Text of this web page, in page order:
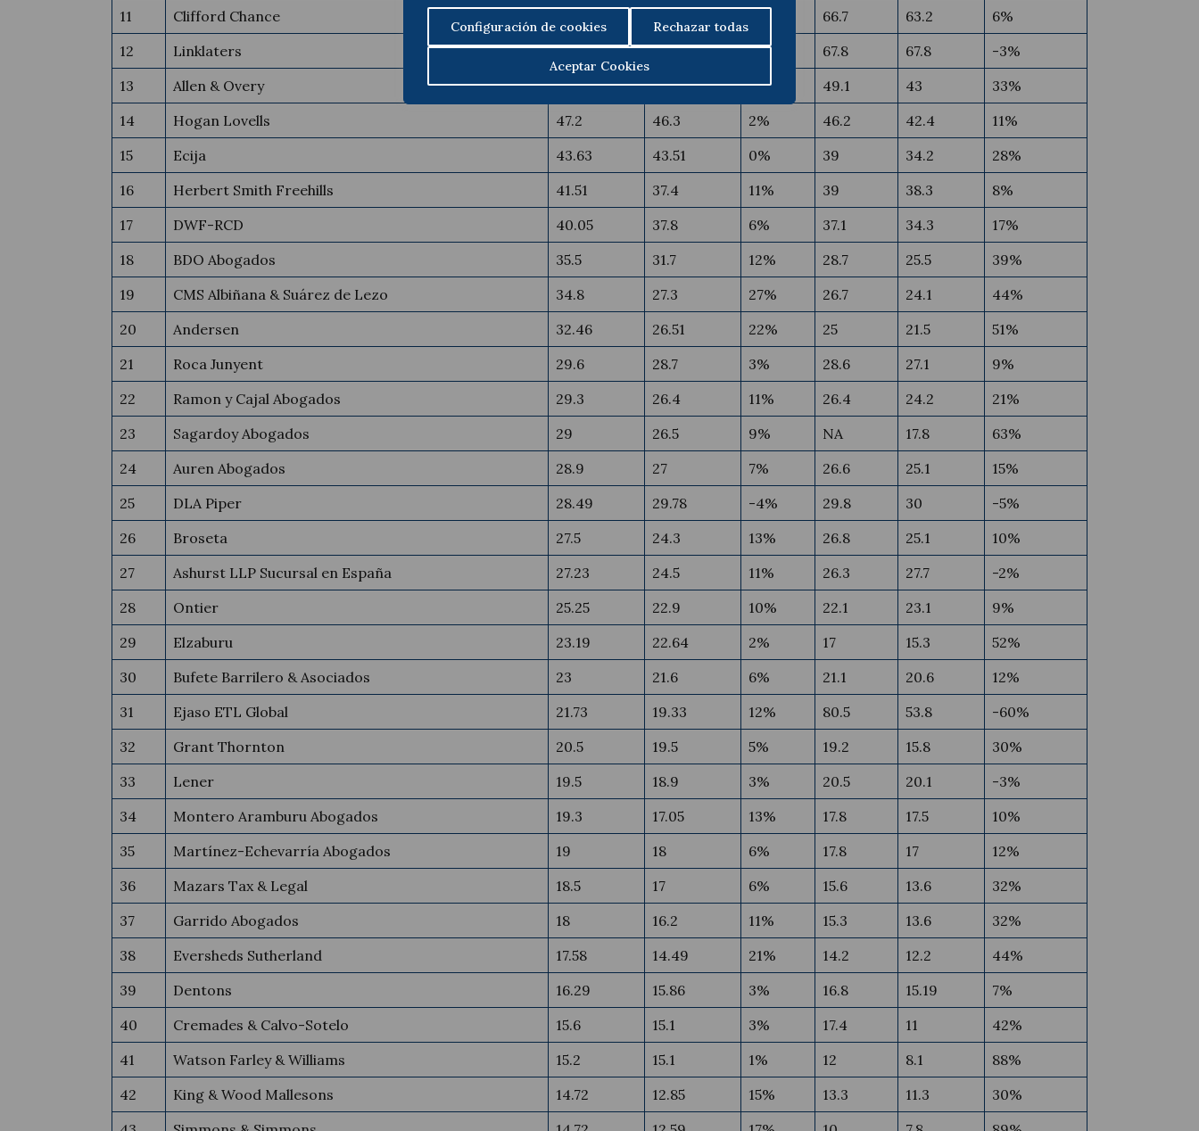
Configuración de cookies Rechazar todas
Aceptar Cookies
11
Clifford Chance 66.7 63.2
6%
12
Linklaters 65.9 70.6 -7% 67.8 67.8
-3%
13
Allen & Overy 57.2 53.7 7% 49.1 43
33%
14
Hogan Lovells 47.2 46.3 2% 46.2 42.4
11%
15
Ecija 43.63 43.51 0% 39 34.2
28%
16
Herbert Smith Freehills 41.51 37.4 11% 39 38.3
8%
17
DWF-RCD 40.05 37.8 6% 37.1 34.3
17%
18
BDO Abogados 35.5 31.7 12% 28.7 25.5
39%
19
CMS Albiñana & Suárez de Lezo 34.8 27.3 27% 26.7 24.1
44%
20
Andersen 32.46 26.51 22% 25 21.5
51%
21
Roca Junyent 29.6 28.7 3% 28.6 27.1
9%
22
Ramon y Cajal Abogados 29.3 26.4 11% 26.4 24.2
21%
23
Sagardoy Abogados 29 26.5 9% NA 17.8
63%
24
Auren Abogados 28.9 27 7% 26.6 25.1
15%
25
DLA Piper 28.49 29.78 -4% 29.8 30
-5%
26
Broseta 27.5 24.3 13% 26.8 25.1
10%
27
Ashurst LLP Sucursal en España 27.23 24.5 11% 26.3 27.7
-2%
28
Ontier 25.25 22.9 10% 22.1 23.1
9%
29
Elzaburu 23.19 22.64 2% 17 15.3
52%
30
Bufete Barrilero & Asociados 23 21.6 6% 21.1 20.6
12%
31
Ejaso ETL Global 21.73 19.33 12% 80.5 53.8
-60%
32
Grant Thornton 20.5 19.5 5% 19.2 15.8
30%
33
Lener 19.5 18.9 3% 20.5 20.1
-3%
34
Montero Aramburu Abogados 19.3 17.05 13% 17.8 17.5
10%
35
Martínez-Echevarría Abogados 19 18 6% 17.8 17
12%
36
Mazars Tax & Legal 18.5 17 6% 15.6 13.6
32%
37
Garrido Abogados 18 16.2 11% 15.3 13.6
32%
38
Eversheds Sutherland 17.58 14.49 21% 14.2 12.2
44%
39
Dentons 16.29 15.86 3% 16.8 15.19
7%
40
Cremades & Calvo-Sotelo 15.6 15.1 3% 17.4 11
42%
41
Watson Farley & Williams 15.2 15.1 1% 12 8.1
88%
42
King & Wood Mallesons 14.72 12.85 15% 13.3 11.3
30%